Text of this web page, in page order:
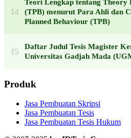
Teori Lengkap tentang Theory
(TPB) menurut Para Ahli dan
Planned Behaviour (TPB)
Daftar Judul Tesis Magister
Universitas Gadjah Mada
Produk
Jasa Pembuatan Skripsi
Jasa Pembuatan Tesis
Jasa Pembuatan Tesis Hukum